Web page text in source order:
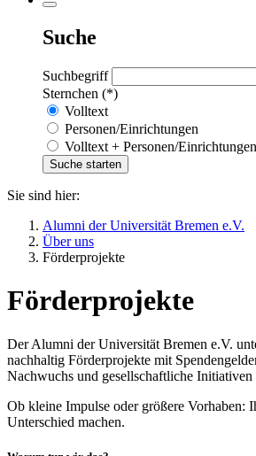
Suche
Suchbegriff
Sternchen (*)
Volltext
Personen/Einrichtungen
Volltext + Personen/Einrichtungen
Sie sind hier:
Alumni der Universität Bremen e.V.
Über uns
Förderprojekte
Förderprojekte
Der Alumni der Universität Bremen e.V.
nachhaltig Förderprojekte mit
Nachwuchs und gesellschaftliche
Ob kleine Impulse oder größere Vorhaben:
Unterschied machen.